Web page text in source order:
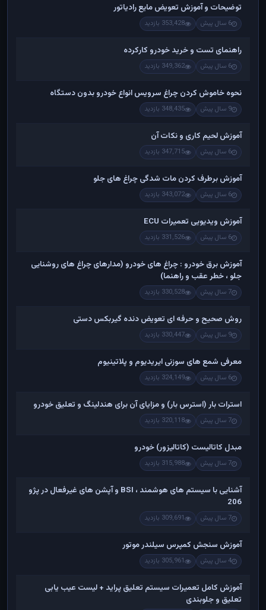
توضیحات و آموزش تعویض مایع رادیاتور
6 سال پیش 353,428 بازدید
راهنمای تست و خريد خودرو کارکرده
6 سال پیش 349,362 بازدید
نحوه خاموش کردن چراغ سرویس انواع خودرو بدون دستگاه
9 سال پیش 348,435 بازدید
آموزش لحیم کاری و نکات آن
6 سال پیش 347,715 بازدید
آموزش برطرف کردن مات شدگی چراغ های جلو
6 سال پیش 343,072 بازدید
آموزش ویدیویی تعمیرات ECU
6 سال پیش 331,526 بازدید
آموزش برق خودرو : چراغ های خودرو (مدارهای چراغ های روشنایی
جلو ، خطر عقب و راهنما)
7 سال پیش 330,528 بازدید
روش صحیح و حرفه ای تعویض دنده گیربکس دستی
9 سال پیش 330,447 بازدید
معرفی شمع های سوزنی ایریدیوم و پلاتینیوم
6 سال پیش 324,149 بازدید
استرات بار (استرس بار) و مزایای آن برای هندلینگ و تعلیق خودرو
7 سال پیش 320,118 بازدید
مبدل کاتالیست (کاتالیزور) خودرو
7 سال پیش 315,988 بازدید
آشنایی با سیستم های هوشمند ، BSI و آپشن های غیرفعال در پژو
206
7 سال پیش 309,691 بازدید
آموزش سنجش کمپرس سیلندر موتور
4 سال پیش 305,961 بازدید
آموزش کامل تعمیرات سیستم تعلیق پراید + لیست عیب یابی
تعلیق و جلوبندی